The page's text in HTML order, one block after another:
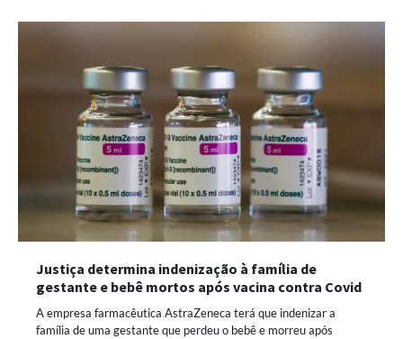
Justiça determina indenização à família de
gestante e bebê mortos após vacina contra Covid
A empresa farmacêutica AstraZeneca terá que indenizar a
família de uma gestante que perdeu o bebê e morreu após